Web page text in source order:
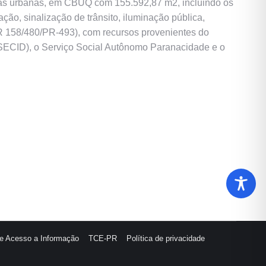
urbanas, em CBUQ com 155.592,87 m2, incluindo os
sinalização de trânsito, iluminação pública,
480/PR-493), com recursos provenientes do
o Serviço Social Autônomo Paranacidade e o
Acesso a Informação TCE-PR
Política de privacidade